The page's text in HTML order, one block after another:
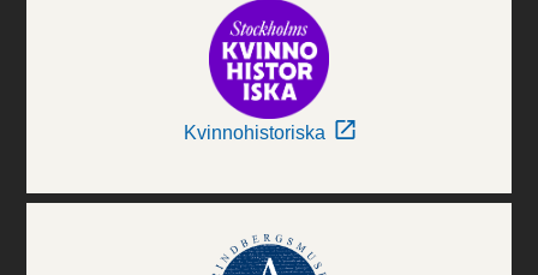
Kvinnohistoriska